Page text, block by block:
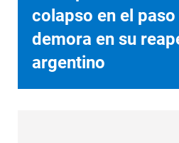
colapso en el
demora en su
argentino